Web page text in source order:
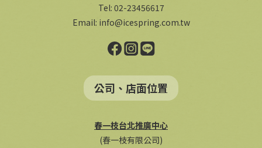
Tel: 02-23456617
Email: info@icespring.com.tw
公司、店面位置
春一枝台北推廣中心
(春一枝有限公司)